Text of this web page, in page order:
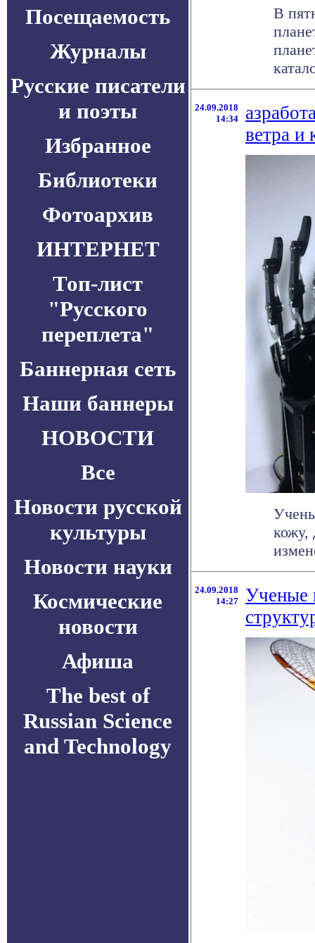
Посещаемость
Журналы
Русские писатели
и поэты
Избранное
Библиотеки
Фотоархив
ИНТЕРНЕТ
Топ-лист
"Русского
переплета"
Баннерная сеть
Наши баннеры
НОВОСТИ
Все
Новости русской
культуры
Новости науки
Космические
новости
Афиша
The best of
Russian Science
and Technology
В
24.09.2018
14:34
ветра и
кожу,
24.09.2018
14:27
Ученые